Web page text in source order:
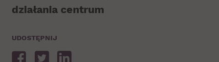
działania centrum
UDOSTĘPNIJ